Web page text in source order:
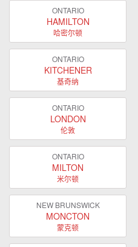
ONTARIO
HAMILTON
哈密尔顿
ONTARIO
KITCHENER
基奇纳
ONTARIO
LONDON
伦敦
ONTARIO
MILTON
米尔顿
NEW BRUNSWICK
MONCTON
蒙克顿